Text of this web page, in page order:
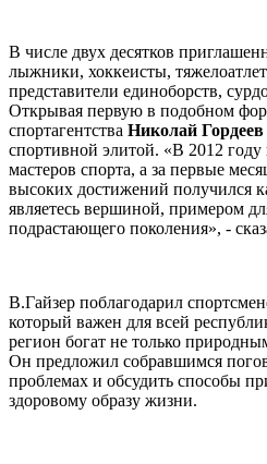
В числе двух десятков
лыжники, хоккеисты,
представители единоборств,
Открывая первую в подобном
спортагентства Николай Гордеев
спортивной элитой. «В 2012
мастеров спорта, а за первые
высоких достижений получился
являетесь вершиной, примером
подрастающего поколения», -
В.Гайзер поблагодарил
который важен для всей
регион богат не только
Он предложил собравшимся
проблемах и обсудить способы
здоровому образу жизни.